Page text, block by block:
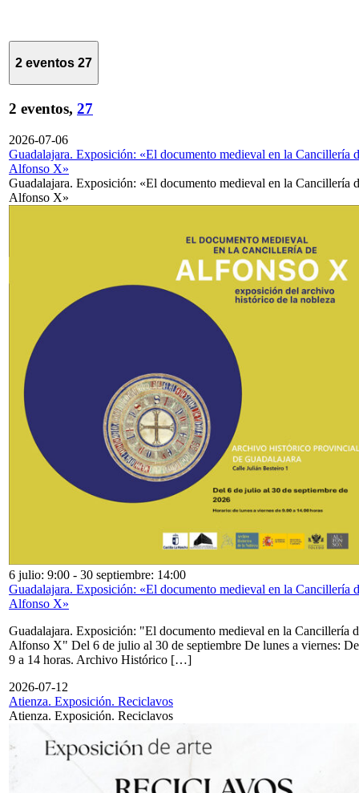
2 eventos 27
2 eventos, 27
2026-07-06
Guadalajara. Exposición: «El documento medieval en la Cancillería
Alfonso X»
Guadalajara. Exposición: «El documento medieval en la Cancillería
Alfonso X»
6 julio: 9:00 - 30 septiembre: 14:00
Guadalajara. Exposición: «El documento medieval en la Cancillería
Alfonso X»
Guadalajara. Exposición: "El documento medieval en la Cancillería
Alfonso X" Del 6 de julio al 30 de septiembre De lunes a viernes: De
9 a 14 horas. Archivo Histórico […]
2026-07-12
Atienza. Exposición. Reciclavos
Atienza. Exposición. Reciclavos